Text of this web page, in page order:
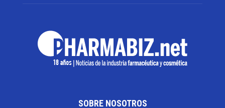
SOBRE NOSOTROS